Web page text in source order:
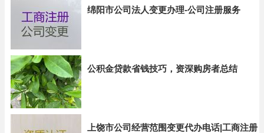
绵阳市公司法人变更办理-公司注册服务
公积金贷款省钱技巧，资深购房者总结
上饶市公司经营范围变更代办电话|工商注册